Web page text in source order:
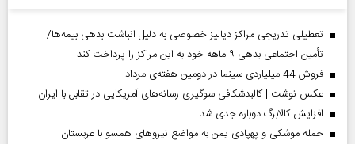
تعطیلی تدریجی مراکز دیالیز خصوصی به دلیل انباشت بدهی بیمه‌ها/
تأمین اجتماعی بدهی ۹ ماهه خود به این مراکز را پرداخت کند
فروش 44 میلیاردی سینما در دومین هفته‌ی مرداد
عکس نوشت | کالبدشکافی سوگیری رسانه‌های آمریکایی در تقابل با ایران
افزایش کالابرگ دوباره جدی شد
حمله موشکی و پهپادی یمن به مواضع نیروهای همسو با عربستان